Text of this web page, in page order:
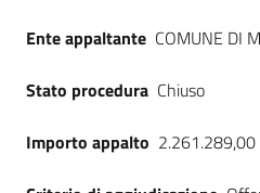
Ente appaltante COMUNE DI
Stato procedura Chiuso
Importo appalto